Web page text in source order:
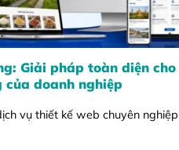
Giải pháp toàn diện cho
của doanh nghiệp
vụ thiết kế web chuyên nghiệp